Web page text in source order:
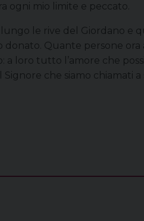
ogni mio limite e peccato.
le rive del Giordano e
Quante persone ora
loro tutto l’amore che
Signore che siamo chiamati